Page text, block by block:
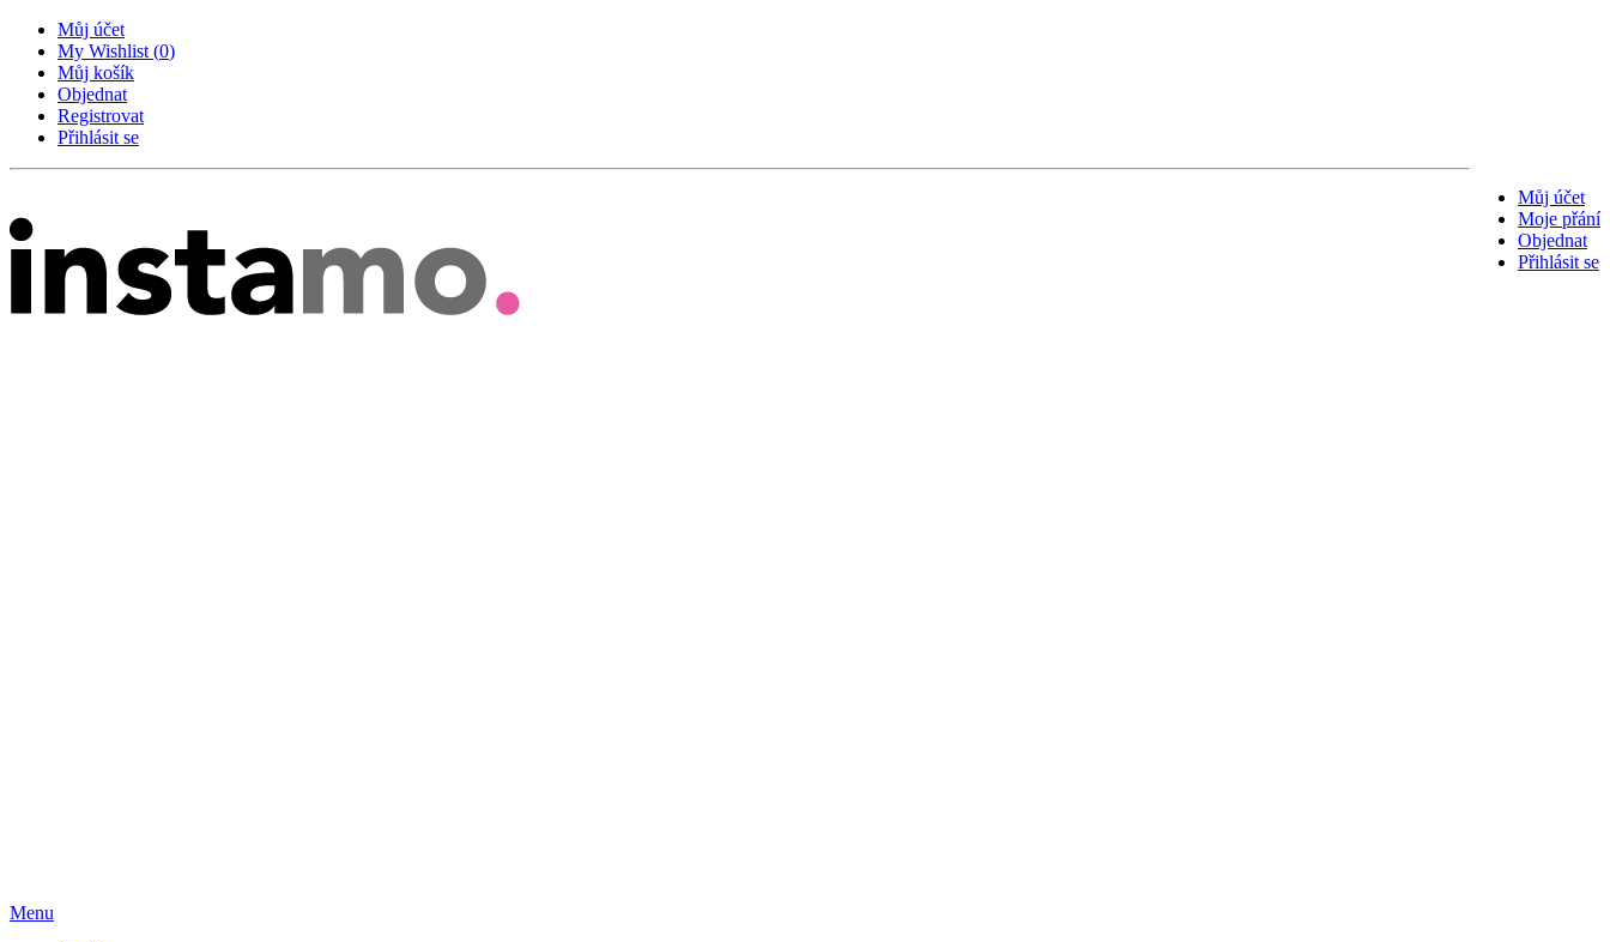
Můj účet
My Wishlist (0)
Můj košík
Objednat
Registrovat
Přihlásit se
Můj účet
Moje přání
Objednat
Přihlásit se
Menu